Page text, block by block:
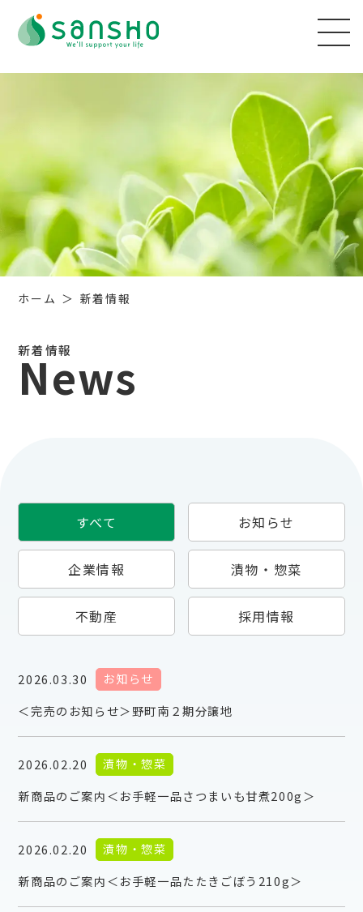
ホーム 新着情報
新着情報
News
すべて お知らせ
企業情報 漬物・惣菜
不動産 採用情報
2026.03.30
お知らせ
＜完売のお知らせ＞野町南２期分譲地
2026.02.20
漬物・惣菜
新商品のご案内＜お手軽一品さつまいも甘煮200g＞
2026.02.20
漬物・惣菜
新商品のご案内＜お手軽一品たたきごぼう210g＞